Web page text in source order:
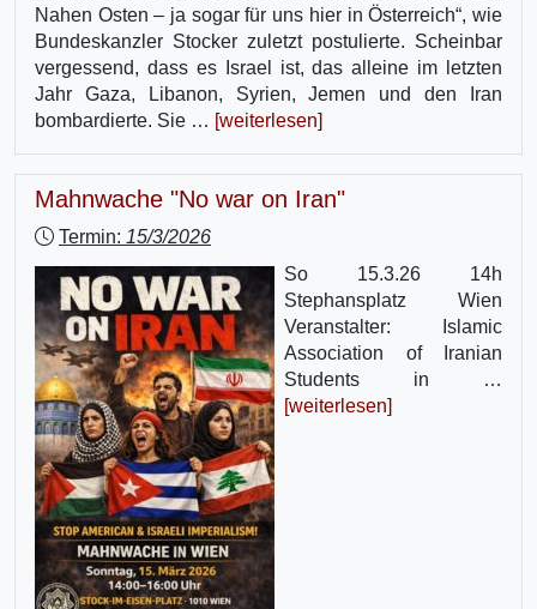
Nahen Osten – ja sogar für uns hier in Österreich“, wie
Bundeskanzler Stocker zuletzt postulierte. Scheinbar
vergessend, dass es Israel ist, das alleine im letzten
Jahr Gaza, Libanon, Syrien, Jemen und den Iran
bombardierte. Sie … [weiterlesen]
Mahnwache "No war on Iran"
Termin: 15/3/2026
So 15.3.26 14h
Stephansplatz Wien
Veranstalter: Islamic
Association of Iranian
Students in …
[weiterlesen]